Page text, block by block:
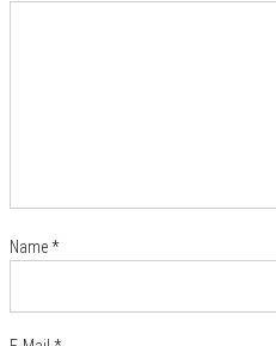
Name*